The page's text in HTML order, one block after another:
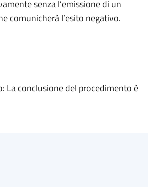
senza l’emissione di un
comunicherà l’esito negativo.
La conclusione del procedimento è